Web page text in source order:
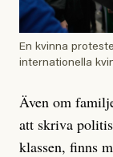
En kvinna
internationella
Även om
att skriva
klassen, finns